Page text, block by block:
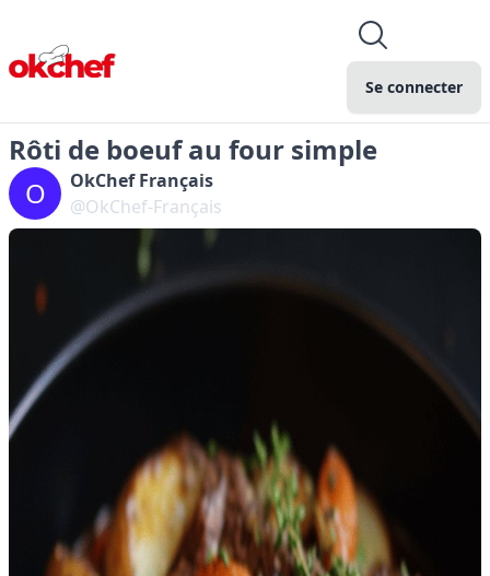
Se connecter
Rôti de boeuf au four simple
O
OkChef Français
@OkChef-Français